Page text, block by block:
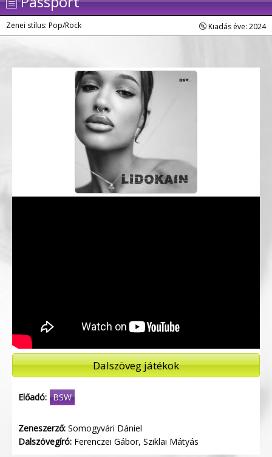
Zenei stílus: Pop/Rock Kiadás éve: 2024
Dalszöveg játékok
Előadó: BSW
Zeneszerző: Somogyvári Dániel
Dalszövegíró: Ferenczei Gábor, Sziklai Mátyás